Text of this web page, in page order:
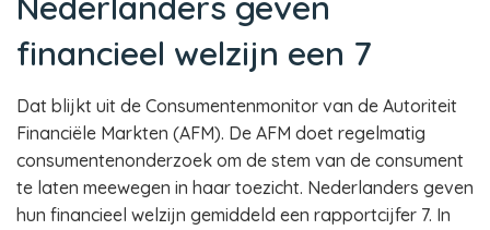
financieel welzijn een 7
Dat blijkt uit de Consumentenmonitor van de Autoriteit
Financiële Markten (AFM). De AFM doet regelmatig
consumentenonderzoek om de stem van de consument
te laten meewegen in haar toezicht. Nederlanders geven
hun financieel welzijn gemiddeld een rapportcijfer 7. In